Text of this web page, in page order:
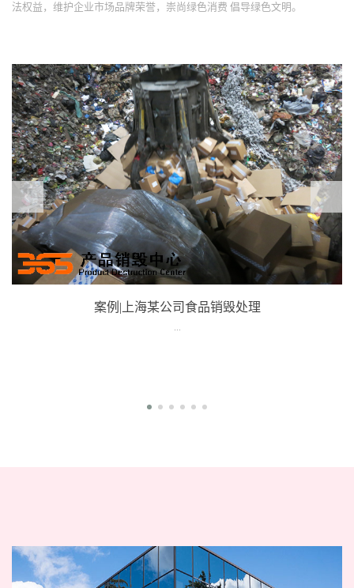
法权益，维护企业市场品牌荣誉，崇尚绿色消费 倡导绿色文明。
案例|上海某公司食品销毁处理